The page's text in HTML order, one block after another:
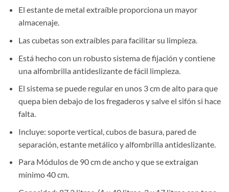
El estante de metal extraíble proporciona un mayor
almacenaje.
Las cubetas son extraíbles para facilitar su limpieza.
Está hecho con un robusto sistema de fijación y contiene
una alfombrilla antideslizante de fácil limpieza.
El sistema se puede regular en unos 3 cm de alto para que
quepa bien debajo de los fregaderos y salve el sifón si hace
falta.
Incluye: soporte vertical, cubos de basura, pared de
separación, estante metálico y alfombrilla antideslizante.
Para Módulos de 90 cm de ancho y que se extraigan
mínimo 40 cm.